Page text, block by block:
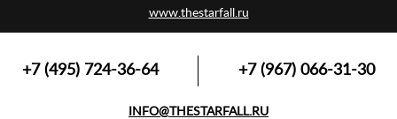
ТОЛСТОВКИ
www.thestarfall.ru
+7 (495) 724-36-64 +7 (967) 066-31-30
INFO@THESTARFALL.RU